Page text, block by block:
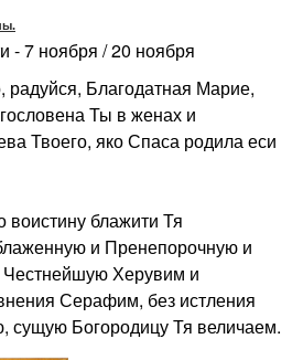
- 7 ноября / 20 ноября
Благодатная Марие,
Ты в женах и
Твоего, яко Спаса родила еси
блажити Тя
и Пренепорочную и
Херувим и
Серафим, без истления
Богородицу Тя величаем.